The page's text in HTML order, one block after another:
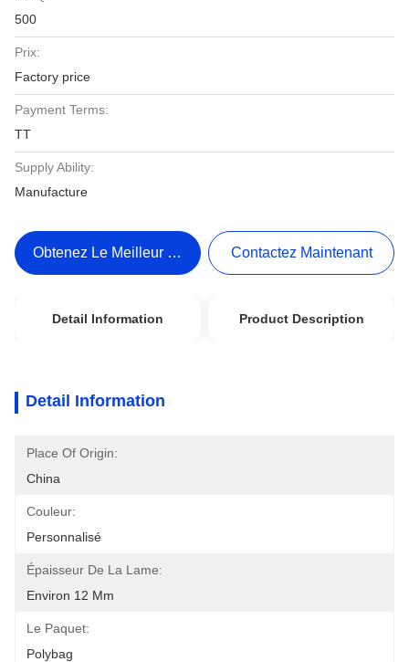
500
Prix:
Factory price
Payment Terms:
TT
Supply Ability:
Manufacture
Obtenez Le Meilleur Prix Contactez Maintenant
Detail Information Product Description
Detail Information
Place Of Origin:
China
Couleur:
Personnalisé
Épaisseur De La Lame:
Environ 12 Mm
Le Paquet:
Polybag